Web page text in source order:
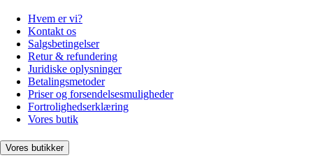
Hvem er vi?
Kontakt os
Salgsbetingelser
Retur & refundering
Juridiske oplysninger
Betalingsmetoder
Priser og forsendelsesmuligheder
Fortrolighedserklæring
Vores butik
Vores butikker